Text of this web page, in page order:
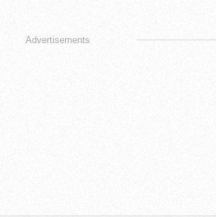
Advertisements